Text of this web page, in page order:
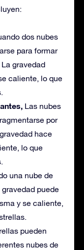
dos nubes
para formar
gravedad
caliente, lo que
Las nubes
por
hace
lo que
una nube de
puede
y se caliente,
pueden
nubes de